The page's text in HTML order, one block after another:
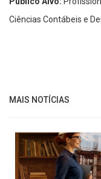
Ciências Contábeis e
MAIS NOTÍCIAS